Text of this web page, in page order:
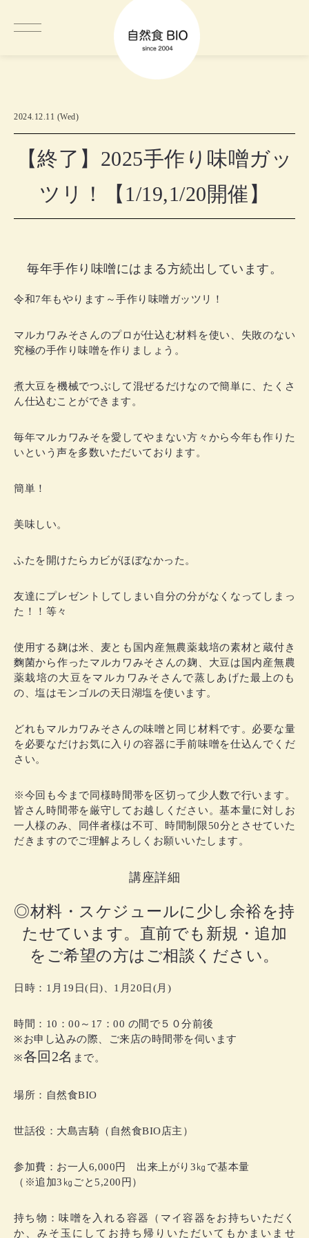
2024.12.11 (Wed)
【終了】2025手作り味噌ガッ
ツリ！【1/19,1/20開催】
毎年手作り味噌にはまる方続出しています。
令和7年もやります～手作り味噌ガッツリ！
マルカワみそさんのプロが仕込む材料を使い、失敗のない
究極の手作り味噌を作りましょう。
煮大豆を機械でつぶして混ぜるだけなので簡単に、たくさ
ん仕込むことができます。
毎年マルカワみそを愛してやまない方々から今年も作りた
いという声を多数いただいております。
簡単！
美味しい。
ふたを開けたらカビがほぼなかった。
友達にプレゼントしてしまい自分の分がなくなってしまっ
た！！等々
使用する麹は米、麦とも国内産無農薬栽培の素材と蔵付き
麴菌から作ったマルカワみそさんの麹、大豆は国内産無農
薬栽培の大豆をマルカワみそさんで蒸しあげた最上のも
の、塩はモンゴルの天日湖塩を使います。
どれもマルカワみそさんの味噌と同じ材料です。必要な量
を必要なだけお気に入りの容器に手前味噌を仕込んでくだ
さい。
※今回も今まで同様時間帯を区切って少人数で行います。
皆さん時間帯を厳守してお越しください。基本量に対しお
一人様のみ、同伴者様は不可、時間制限50分とさせていた
だきますのでご理解よろしくお願いいたします。
講座詳細
◎材料・スケジュールに少し余裕を持
たせています。直前でも新規・追加
をご希望の方はご相談ください。
日時：1月19日(日)、1月20日(月)
時間：10：00～17：00 の間で５０分前後
※お申し込みの際、ご来店の時間帯を伺います
※各回2名 まで。
場所：自然食BIO
世話役：大島吉騎（自然食BIO店主）
参加費：お一人6,000円 出来上がり3㎏で基本量
（※追加3㎏ごと5,200円）
持ち物：味噌を入れる容器（マイ容器をお持ちいただく
か、みそ玉にしてお持ち帰りいただいてもかまいませ